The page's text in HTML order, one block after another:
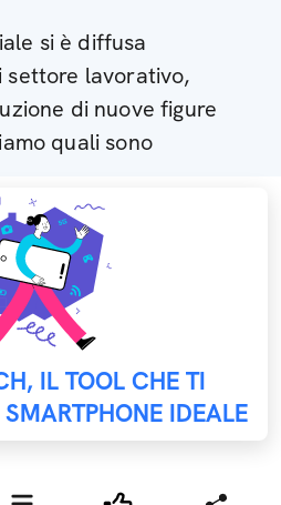
si è diffusa
settore lavorativo,
di nuove figure
quali sono
IL TOOL CHE TI
IDEALE